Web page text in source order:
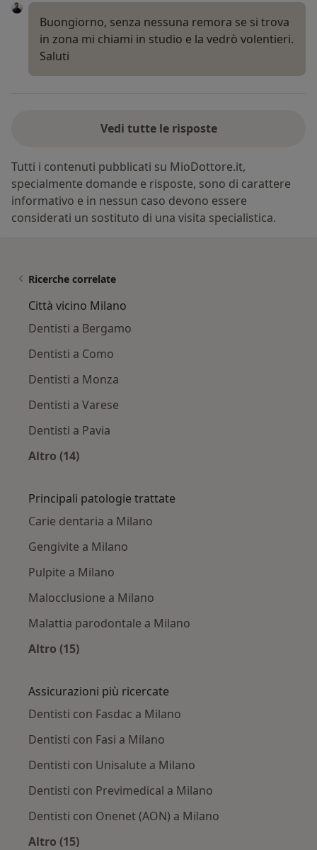
Buongiorno, senza nessuna remora se si trova
in zona mi chiami in studio e la vedrò volentieri.
Saluti
Vedi tutte le risposte
Tutti i contenuti pubblicati su MioDottore.it,
specialmente domande e risposte, sono di carattere
informativo e in nessun caso devono essere
considerati un sostituto di una visita specialistica.
Ricerche correlate
Città vicino Milano
Dentisti a Bergamo
Dentisti a Como
Dentisti a Monza
Dentisti a Varese
Dentisti a Pavia
Altro (14)
Principali patologie trattate
Carie dentaria a Milano
Gengivite a Milano
Pulpite a Milano
Malocclusione a Milano
Malattia parodontale a Milano
Altro (15)
Assicurazioni più ricercate
Dentisti con Fasdac a Milano
Dentisti con Fasi a Milano
Dentisti con Unisalute a Milano
Dentisti con Previmedical a Milano
Dentisti con Onenet (AON) a Milano
Altro (15)